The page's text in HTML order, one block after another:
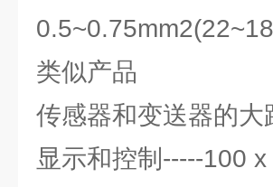
类似产品
传感器和变送器的大
显示和控制-----100